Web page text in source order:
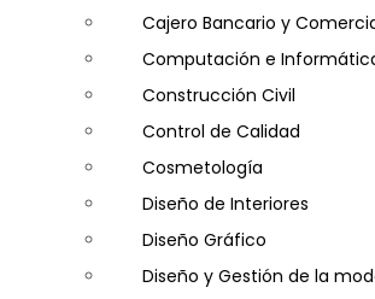
Cajero Bancario y
Computación e
Construcción Civil
Control de Calidad
Cosmetología
Diseño de Interiores
Diseño Gráfico
Diseño y Gestión de la